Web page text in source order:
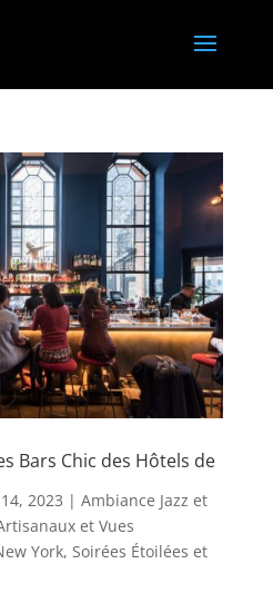
Bars Chic des Hôtels de
2023 | Ambiance Jazz et
et Vues
York, Soirées Étoilées et